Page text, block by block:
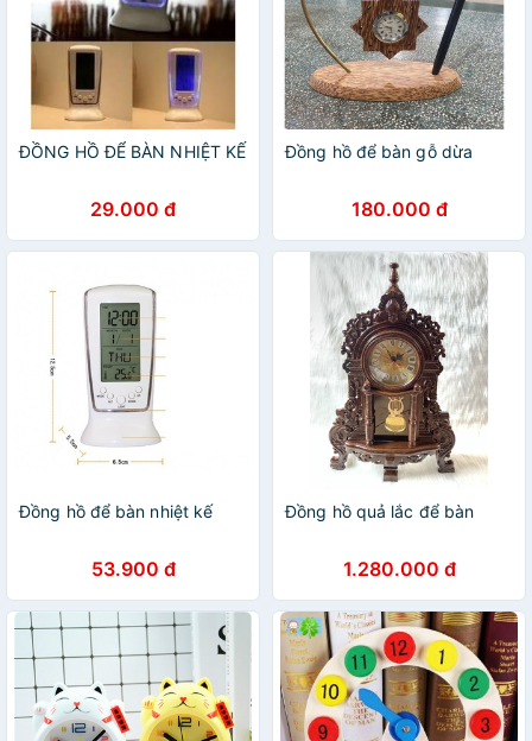
ĐỒNG HỒ ĐỂ BÀN NHIỆT KẾ
29.000 đ
Đồng hồ để bàn gỗ dừa
180.000 đ
Đồng hồ để bàn nhiệt kế
53.900 đ
Đồng hồ quả lắc để bàn
1.280.000 đ